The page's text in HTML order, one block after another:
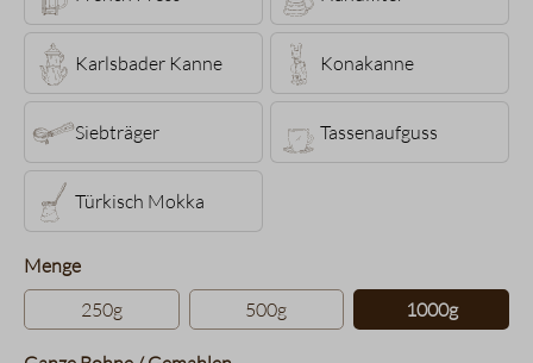
Karlsbader Kanne Konakanne
Siebträger Tassenaufguss
Türkisch Mokka
Mengeauswählen
250g
500g 1000g